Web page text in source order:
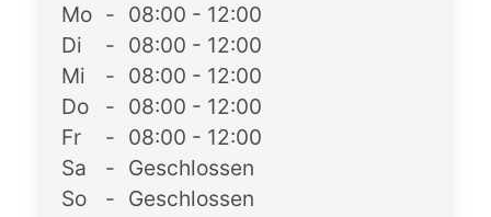
Mo - 08:00 - 12:00
Di
- 08:00 - 12:00
Mi
- 08:00 - 12:00
Do
- 08:00 - 12:00
Fr
- 08:00 - 12:00
Sa
- Geschlossen
So
- Geschlossen